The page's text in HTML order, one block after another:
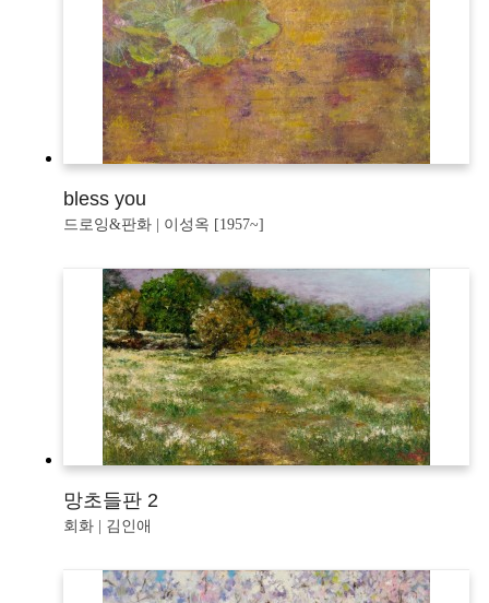
bless you
드로잉&판화 | 이성옥 [1957~]
망초들판 2
회화 | 김인애